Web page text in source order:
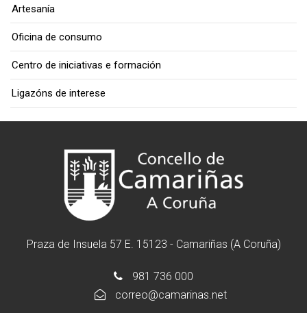
Artesanía
Oficina de consumo
Centro de iniciativas e formación
Ligazóns de interese
Praza de Insuela 57 E. 15123 - Camariñas (A Coruña)
981 736 000
correo@camarinas.net